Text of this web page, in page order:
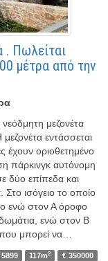
. Πωλείται
μέτρα από την
μεζονέτα
εντάσσεται
έχουν οριοθετημένο
πάρκινγκ αυτόνομη
δύο επίπεδα και
ισόγειο το οποίο
ενώ στον Α όροφο
ενώ στον Β
μπορεί να…
117m2 € 350000